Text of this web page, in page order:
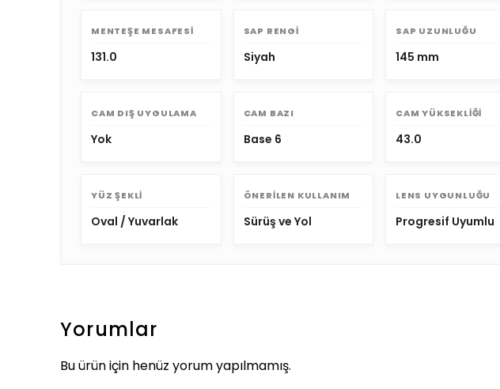
MENTEŞE MESAFESI
131.0
SAP RENGI
Siyah
SAP UZUNLUĞU
145 mm
CAM DIŞ UYGULAMA
Yok
CAM BAZI
Base 6
CAM YÜKSEKLIĞI
43.0
YÜZ ŞEKLI
Oval / Yuvarlak
ÖNERILEN KULLANIM
Sürüş ve Yol
LENS UYGUNLUĞU
Progresif Uyumlu
Yorumlar
Bu ürün için henüz yorum yapılmamış.